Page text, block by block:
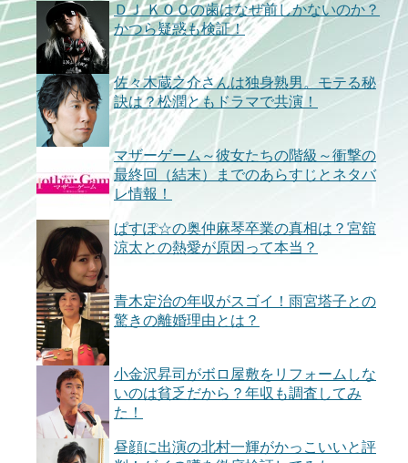
ＤＪ ＫＯＯの歯はなぜ前しかないのか？
かつら疑惑も検証！
佐々木蔵之介さんは独身熟男。モテる秘
訣は？松潤ともドラマで共演！
マザーゲーム～彼女たちの階級～衝撃の
最終回（結末）までのあらすじとネタバ
レ情報！
ぱすぽ☆の奥仲麻琴卒業の真相は？宮舘
涼太との熱愛が原因って本当？
青木定治の年収がスゴイ！雨宮塔子との
驚きの離婚理由とは？
小金沢昇司がボロ屋敷をリフォームしな
いのは貧乏だから？年収も調査してみ
た！
昼顔に出演の北村一輝がかっこいいと評